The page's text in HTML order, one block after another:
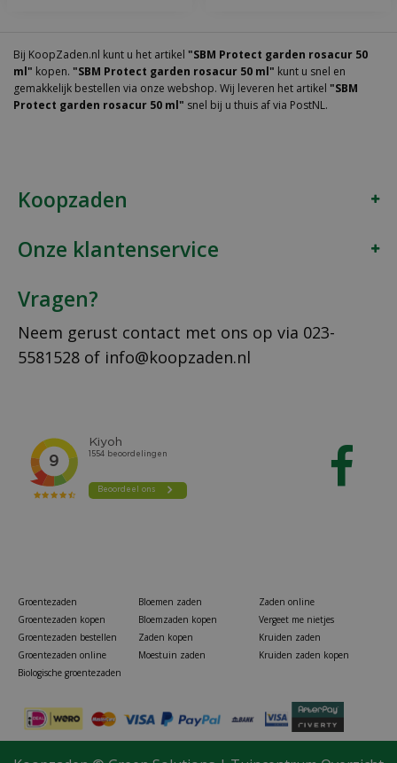
Bij KoopZaden.nl kunt u het artikel "SBM Protect garden rosacur 50
ml" kopen. "SBM Protect garden rosacur 50 ml" kunt u snel en
gemakkelijk bestellen via onze webshop. Wij leveren het artikel "SBM
Protect garden rosacur 50 ml" snel bij u thuis af via PostNL.
Koopzaden
Onze klantenservice
Vragen?
Neem gerust contact met ons op via 023-
5581528 of info@koopzaden.nl
Groentezaden
Groentezaden kopen
Groentezaden bestellen
Groentezaden online
Biologische groentezaden
Bloemen zaden
Bloemzaden kopen
Zaden kopen
Moestuin zaden
Zaden online
Vergeet me nietjes
Kruiden zaden
Kruiden zaden kopen